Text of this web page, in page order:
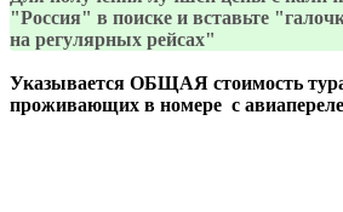
"Россия" в поиске и вставьте
на регулярных рейсах"
Указывается ОБЩАЯ стоимость
проживающих в номере с